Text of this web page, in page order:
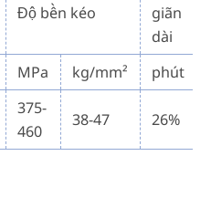
Độ bền kéo
giãn
dài
MPa kg/mm² phút
375-
460
38-47 26%